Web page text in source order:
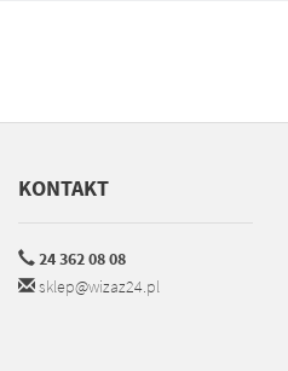
KONTAKT
24 362 08 08
sklep@wizaz24.pl